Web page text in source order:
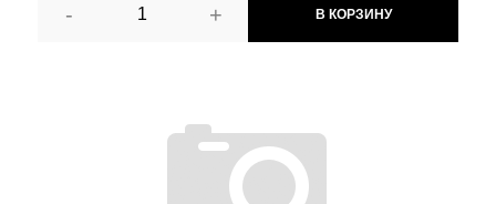
- + В КОРЗИНУ